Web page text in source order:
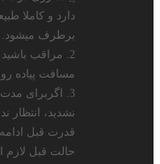
برطرف میشود.
2. مراقب
مسافت پیاده
3. اگربرای
نشدید، انتظار
قدرت قبل
حالت قبل